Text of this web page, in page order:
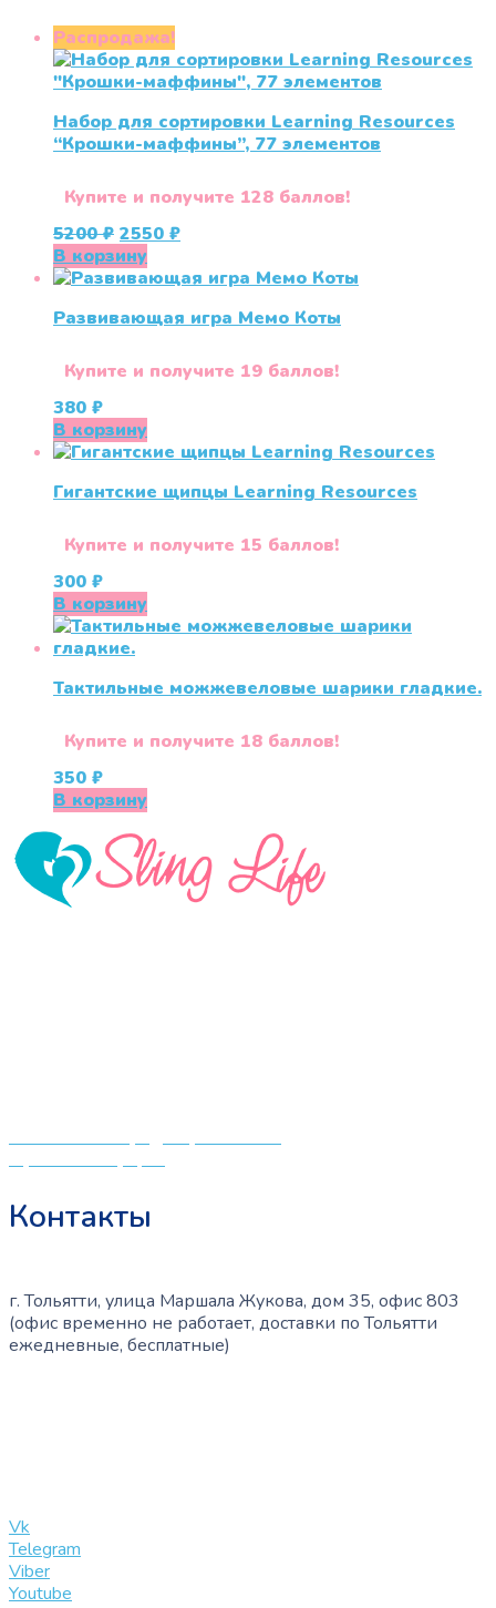
Распродажа!
Набор для сортировки Learning Resources
“Крошки-маффины”, 77 элементов
Купите и получите 128 баллов!
5200₽ Первоначальная
цена
составляла
2550₽Текущая
2550 ₽.
В корзину
Развивающая игра Мемо Коты
Купите и получите 19 баллов!
380 ₽
В корзину
Гигантские щипцы Learning Resources
Купите и получите 15 баллов!
300 ₽
В корзину
Тактильные можжевеловые шарики гладкие.
Купите и получите 18 баллов!
350 ₽
В корзину
Политика конфиденциальности
Публичная оферта
Контакты
г. Тольятти, улица Маршала Жукова, дом 35, офис 803
(офис временно не работает, доставки по Тольятти
ежедневные, бесплатные)
Vk
Telegram
Viber
Youtube